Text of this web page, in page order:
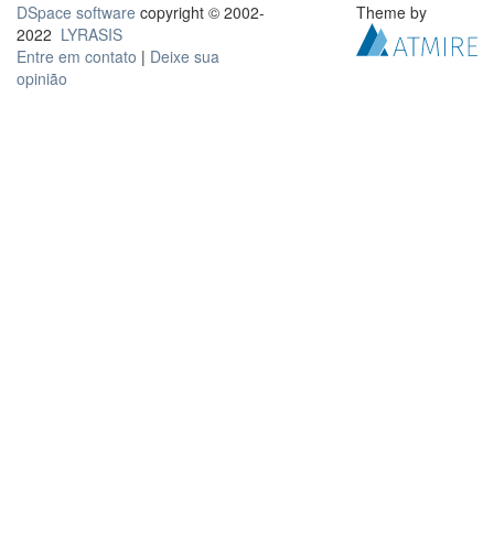
DSpace software copyright © 2002-
2022 LYRASIS
Entre em contato | Deixe sua
opinião
Theme by